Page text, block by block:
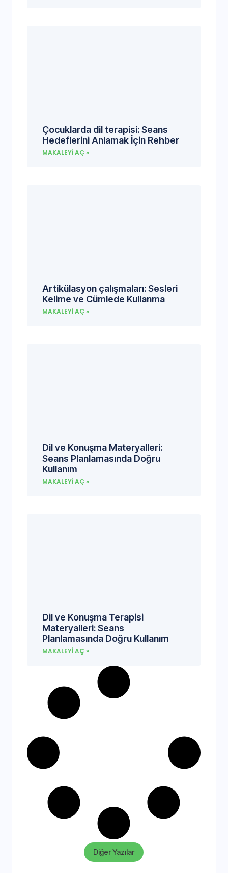
Çocuklarda dil terapisi: Seans
Hedeflerini Anlamak İçin Rehber
MAKALEYI AÇ »
Artikülasyon çalışmaları: Sesleri
Kelime ve Cümlede Kullanma
MAKALEYI AÇ »
Dil ve Konuşma Materyalleri:
Seans Planlamasında Doğru
Kullanım
MAKALEYI AÇ »
Dil ve Konuşma Terapisi
Materyalleri: Seans
Planlamasında Doğru Kullanım
MAKALEYI AÇ »
Diğer Yazılar